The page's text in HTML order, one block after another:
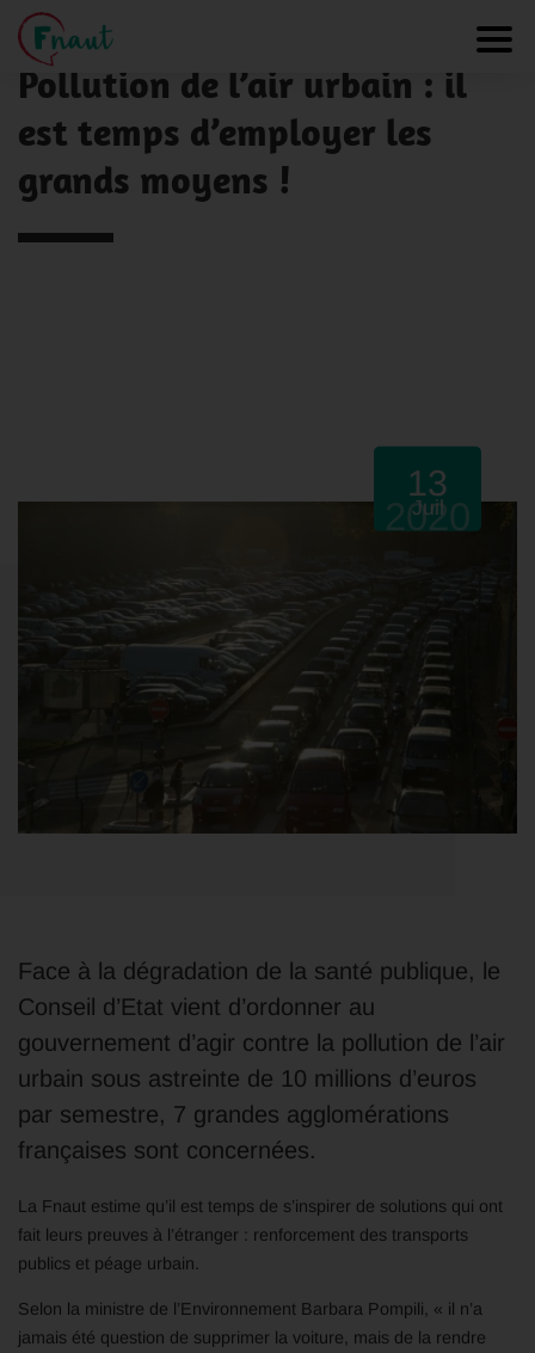
Panneau de gestion des cookies
NOS ACTUALITÉS
Pollution de l’air urbain : il
est temps d’employer les
grands moyens !
13
Juil
2020
Face à la dégradation de la santé publique, le
Conseil d’Etat vient d’ordonner au
gouvernement d’agir contre la pollution de l’air
urbain sous astreinte de 10 millions d’euros
par semestre, 7 grandes agglomérations
françaises sont concernées.
La Fnaut estime qu’il est temps de s’inspirer de solutions qui ont
fait leurs preuves à l’étranger : renforcement des transports
publics et péage urbain.
Selon la ministre de l’Environnement Barbara Pompili, « il n’a
jamais été question de supprimer la voiture, mais de la rendre